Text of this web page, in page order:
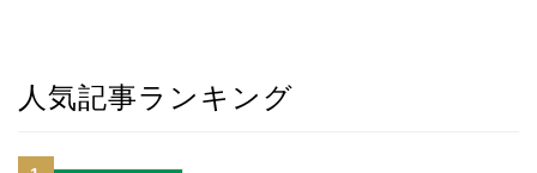
人気記事ランキング